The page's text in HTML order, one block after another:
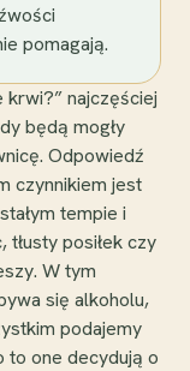
pomagają.
krwi?” najczęściej
będą mogły
Odpowiedź
czynnikiem jest
tempie i
tłusty posiłek czy
W tym
się alkoholu,
podajemy
to one decydują o